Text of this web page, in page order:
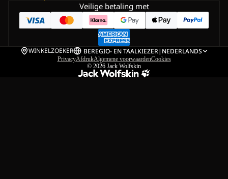
Veilige betaling met
WINKELZOEKER BEREGIO- EN TAALKIEZER| NEDERLANDS
PrivacyAfdrukAlgemene voorwaardenCookies
© 2026 Jack Wolfskin